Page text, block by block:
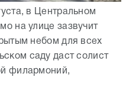
в Центральном
на улице зазвучит
небом для всех
саду даст солист
филармоний,